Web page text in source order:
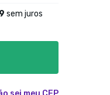
sem juros